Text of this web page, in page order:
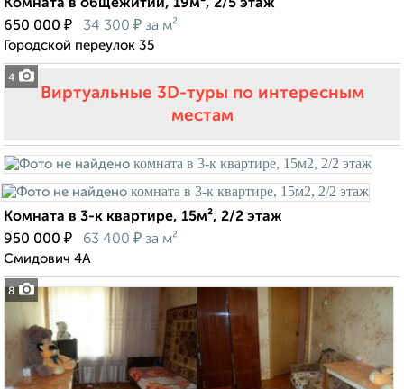
4
Комната в общежитии, 19м², 2/5 этаж
650 000 ₽ 34 300 ₽ за м²
Городской переулок 35
Виртуальные 3D-туры по интересным
местам
8
Комната в 3-к квартире, 15м², 2/2 этаж
950 000 ₽ 63 400 ₽ за м²
Смидович 4А